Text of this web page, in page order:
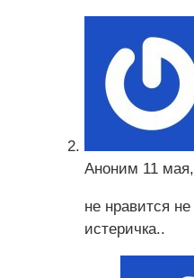
Аноним 11
не нравится
истеричка..